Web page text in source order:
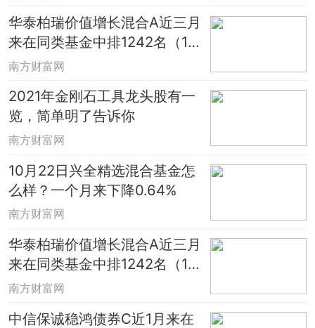
华泰柏瑞价值增长混合A近三月
来在同类基金中排1242名（10
月22日）
南方财富网
2021年金刚石工具龙头股有一
览，简单明了告诉你
南方财富网
10月22日兴全精选混合基金怎
么样？一个月来下降0.64%
南方财富网
华泰柏瑞价值增长混合A近三月
来在同类基金中排1242名（10
月22日）
南方财富网
中信保诚稳鸿债券C近1月来在